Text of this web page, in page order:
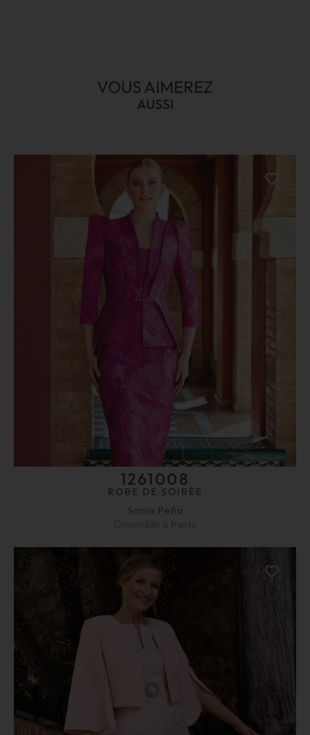
VOUS AIMEREZ
AUSSI
1261008
ROBE DE SOIRÉE
Sonia Peña
Disponible à Paris